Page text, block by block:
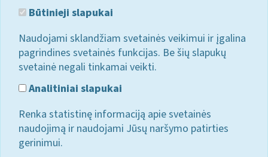
Būtinieji slapukai
Naudojami sklandžiam svetainės veikimui ir įgalina
pagrindines svetainės funkcijas. Be šių slapukų
svetainė negali tinkamai veikti.
Analitiniai slapukai
Renka statistinę informaciją apie svetainės
naudojimą ir naudojami Jūsų naršymo patirties
gerinimui.